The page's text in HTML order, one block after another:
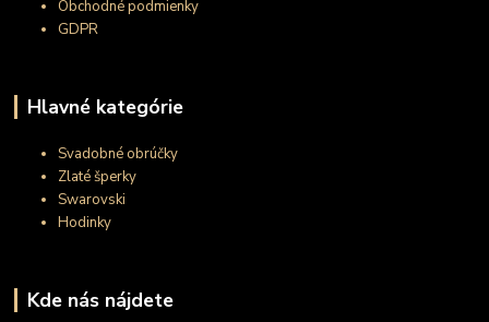
Obchodné podmienky
GDPR
Hlavné kategórie
Svadobné obrúčky
Zlaté šperky
Swarovski
Hodinky
Kde nás nájdete